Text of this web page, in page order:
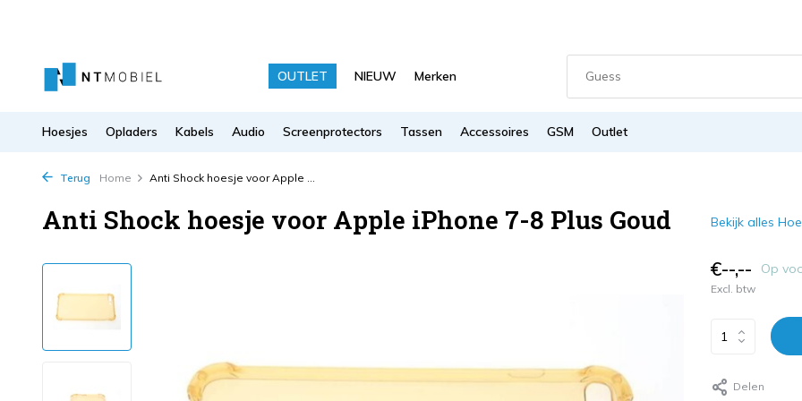
OUTLET NIEUW Merken
Hoesjes Opladers Kabels Audio Screenprotectors Tassen Accessoires GSM Outlet
Terug Home Anti Shock hoesje voor Apple ...
Anti Shock hoesje voor Apple iPhone 7-8 Plus Goud Bekijk alles
€--,-- Op
Excl. btw
Delen